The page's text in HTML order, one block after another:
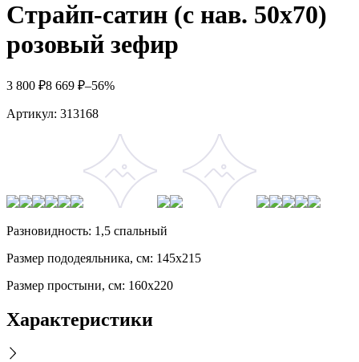
Страйп-сатин (с нав. 50х70)
розовый зефир
3 800 ₽8 669 ₽–56%
Артикул: 313168
Разновидность: 1,5 спальный
Размер пододеяльника, см: 145х215
Размер простыни, см: 160х220
Характеристики